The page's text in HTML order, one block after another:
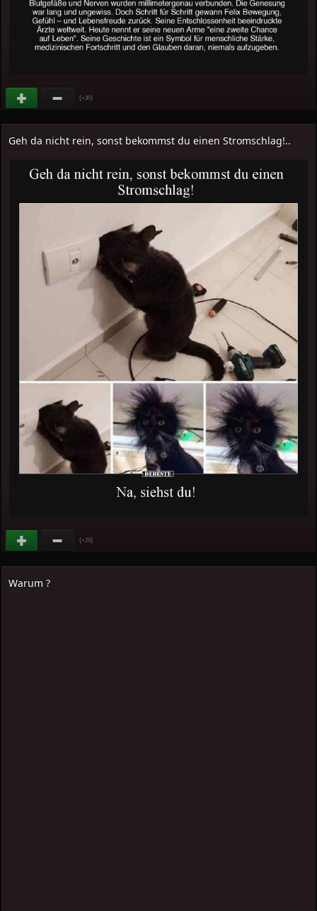
(+30)
Geh da nicht rein, sonst bekommst du einen Stromschlag!..
(+29)
Warum ?